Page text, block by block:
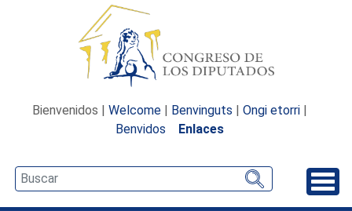
Bienvenidos | Welcome | Benvinguts | Ongi etorri |
Benvidos
Enlaces